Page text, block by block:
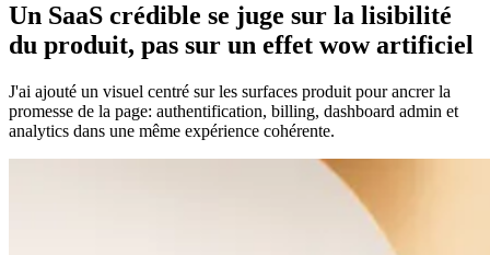
Un SaaS crédible se juge sur la lisibilité
du produit, pas sur un effet wow artificiel
J'ai ajouté un visuel centré sur les surfaces produit pour ancrer la
promesse de la page: authentification, billing, dashboard admin et
analytics dans une même expérience cohérente.